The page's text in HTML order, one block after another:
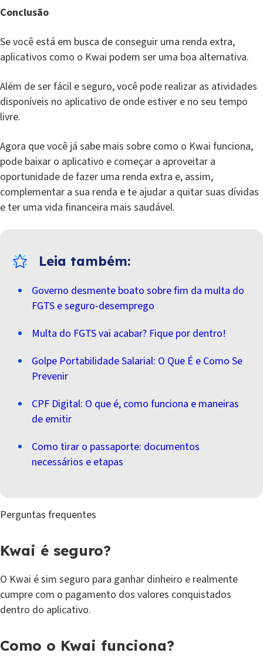
Conclusão
Se você está em busca de conseguir uma renda extra,
aplicativos como o Kwai podem ser uma boa alternativa.
Além de ser fácil e seguro, você pode realizar as atividades
disponíveis no aplicativo de onde estiver e no seu tempo
livre.
Agora que você já sabe mais sobre como o Kwai funciona,
pode baixar o aplicativo e começar a aproveitar a
oportunidade de fazer uma renda extra e, assim,
complementar a sua renda e te ajudar a quitar suas dívidas
e ter uma vida financeira mais saudável.
Governo desmente boato sobre fim da multa do
FGTS e seguro-desemprego
Multa do FGTS vai acabar? Fique por dentro!
Golpe Portabilidade Salarial: O Que É e Como Se
Prevenir
CPF Digital: O que é, como funciona e maneiras
de emitir
Como tirar o passaporte: documentos
necessários e etapas
Perguntas frequentes
Kwai é seguro?
O Kwai é sim seguro para ganhar dinheiro e realmente
cumpre com o pagamento dos valores conquistados
dentro do aplicativo.
Como o Kwai funciona?